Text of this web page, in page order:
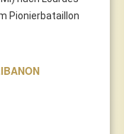
Pionierbataillon